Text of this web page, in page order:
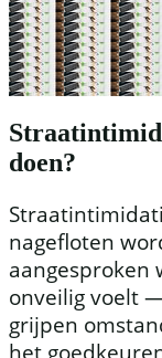
doen?
nagefloten
aangesproken
onveilig voelt
grijpen
het